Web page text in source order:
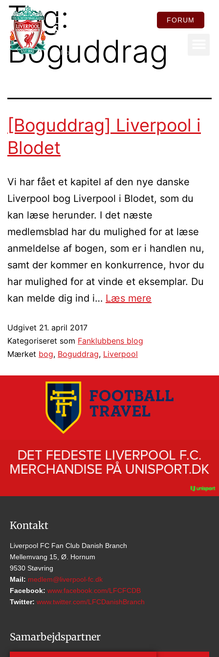
FORUM
Tag:
Boguddrag
[Boguddrag] Liverpool i
Blodet
Vi har fået et kapitel af den nye danske
Liverpool bog Liverpool i Blodet, som du
kan læse herunder. I det næste
medlemsblad har du mulighed for at læse
anmeldelse af bogen, som er i handlen nu,
samt der kommer en konkurrence, hvor du
har mulighed for at vinde et eksemplar. Du
kan melde dig ind i… Læs mere
Udgivet 21. april 2017
Kategoriseret som Fanklubbens blog
Mærket bog, Boguddrag, Liverpool
Kontakt
Liverpool FC Fan Club Danish Branch
Mellemvang 15, Ø. Hornum
9530 Støvring
Mail: medlem@liverpool-fc.dk
Facebook: www.facebook.com/LFCFCDB
Twitter: www.twitter.com/LFCDanishBranch
Samarbejdspartner